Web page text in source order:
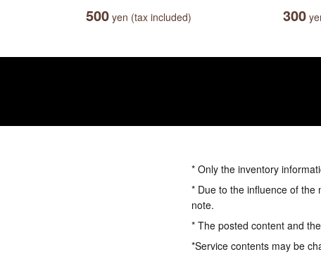
500 yen (tax included) 300
* Only the inventory
* Due to the influence of the
note.
* The posted content and
*Service contents may be